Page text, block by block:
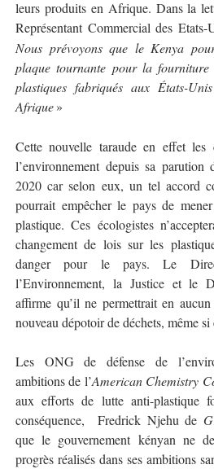
leurs produits en Afrique. Dans la
Représentant Commercial des
Nous prévoyons que le Kenya
plaque tournante pour la
plastiques fabriqués aux États-
Afrique»
Cette nouvelle taraude en effet les
l’environnement depuis sa
2020 car selon eux, un tel accord
pourrait empêcher le pays de
plastique. Ces écologistes
changement de lois sur les
danger pour le pays. Le
l’Environnement, la Justice et le
affirme qu’il ne permettrait en
nouveau dépotoir de déchets, même
Les ONG de défense de
ambitions de l’American Chemistry
aux efforts de lutte anti-plastique
conséquence,
Fredrick Njehu de
que le gouvernement kényan ne
progrès réalisés dans ses ambitions